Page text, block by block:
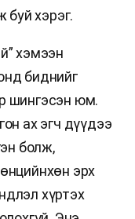
буй хэрэг.
хэмээн
биднийг
шингэсэн юм.
ах эгч дүүдээ
болж,
эрх
хүртэх